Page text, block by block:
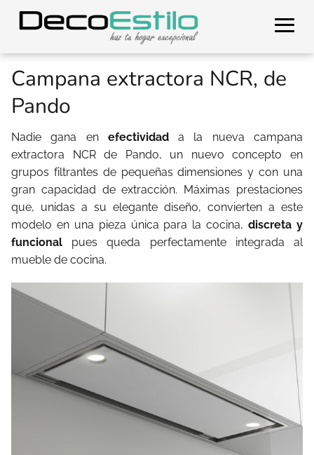
Campana extractora NCR, de
Pando
Nadie gana en efectividada la nueva campana
extractora NCR de Pando, un nuevo concepto en
grupos filtrantes de pequeñas dimensiones y con una
gran capacidad de extracción. Máximas prestaciones
que, unidas a su elegante diseño, convierten a este
modelo en una pieza única para la cocina, discreta y
funcional pues queda perfectamente integrada al
mueble de cocina.